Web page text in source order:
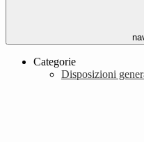
Categorie
Disposizioni